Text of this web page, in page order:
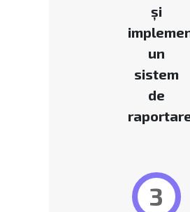
și
un
sistem
de
3